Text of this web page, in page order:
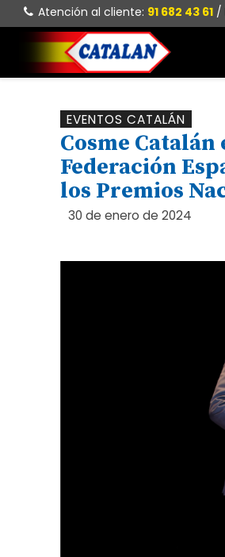
Atención al cliente: 91 682 43 61 /
EVENTOS CATALÁN
Cosme
Federación
los Premios
30 de enero de 2024